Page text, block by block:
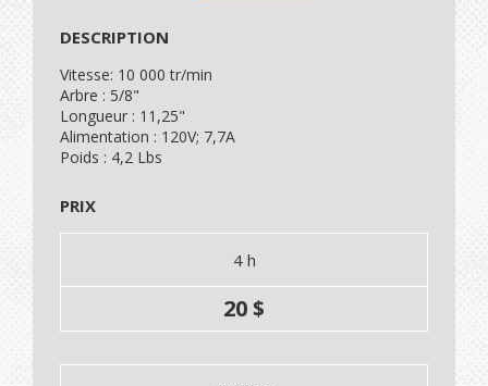
DESCRIPTION
Vitesse: 10 000 tr/min
Arbre : 5/8"
Longueur : 11,25"
Alimentation : 120V; 7,7A
Poids : 4,2 Lbs
PRIX
4 h
20 $